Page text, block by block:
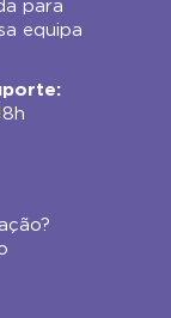
para
equipa